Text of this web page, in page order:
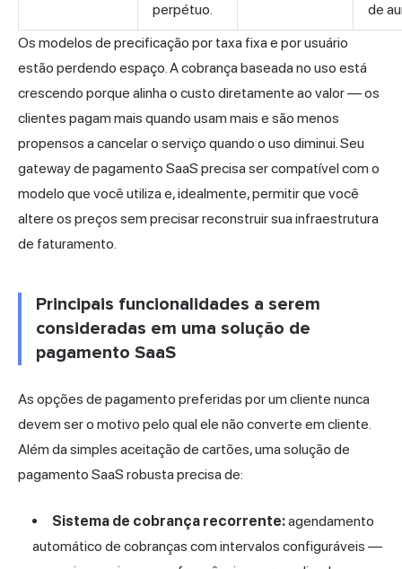
perpétuo.
de
Os modelos de precificação por taxa fixa e por usuário
estão perdendo espaço. A cobrança baseada no uso está
crescendo porque alinha o custo diretamente ao valor — os
clientes pagam mais quando usam mais e são menos
propensos a cancelar o serviço quando o uso diminui. Seu
gateway de pagamento SaaS precisa ser compatível com o
modelo que você utiliza e, idealmente, permitir que você
altere os preços sem precisar reconstruir sua infraestrutura
de faturamento.
Principais funcionalidades a serem
consideradas em uma solução de
pagamento SaaS
As opções de pagamento preferidas por um cliente nunca
devem ser o motivo pelo qual ele não converte em cliente.
Além da simples aceitação de cartões, uma solução de
pagamento SaaS robusta precisa de:
Sistema de cobrança recorrente:agendamento
automático de cobranças com intervalos configuráveis —